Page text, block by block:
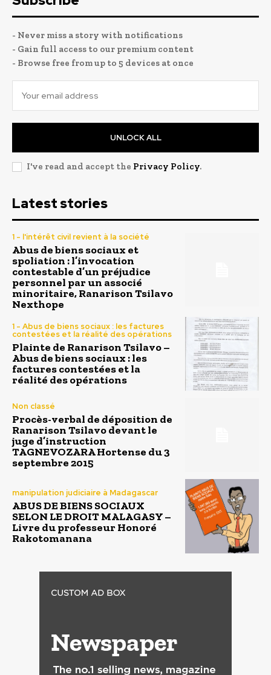
- Never miss a story with notifications
- Gain full access to our premium content
- Browse free from up to 5 devices at once
UNLOCK ALL
I've read and accept the Privacy Policy.
Latest stories
1 - l'intérêt civil revient à la société
Abus de biens sociaux et
spoliation : l’invocation
contestable d’un préjudice
personnel par un associé
minoritaire, Ranarison Tsilavo
Nexthope
1 - Abus de biens sociaux : les factures
contestées et la réalité des opérations
Plainte de Ranarison Tsilavo –
Abus de biens sociaux : les
factures contestées et la
réalité des opérations
Non classé
Procès-verbal de déposition de
Ranarison Tsilavo devant le
juge d’instruction
TAGNEVOZARA Hortense du 3
septembre 2015
manipulation judiciaire à Madagascar
ABUS DE BIENS SOCIAUX
SELON LE DROIT MALAGASY –
Livre du professeur Honoré
Rakotomanana